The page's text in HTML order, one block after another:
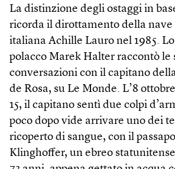
La distinzione degli ostaggi in
ricorda il dirottamento della nave
italiana Achille Lauro nel 1985.
polacco Marek Halter raccontò le
conversazioni con il capitano
de Rosa, su Le Monde. L’8
15, il capitano sentì due colpi
poco dopo vide arrivare uno dei
ricoperto di sangue, con il
Klinghoffer, un ebreo